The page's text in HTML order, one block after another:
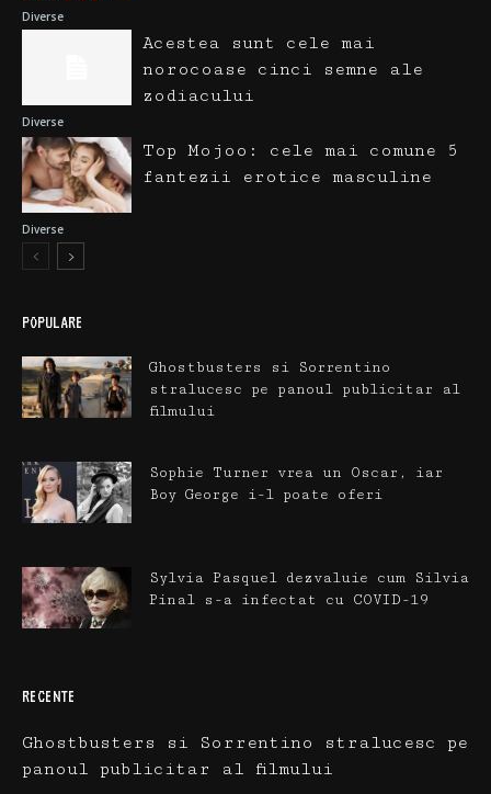
Diverse
Diverse
Acestea sunt cele mai
norocoase cinci semne ale
zodiacului
Diverse
Top Mojoo: cele mai comune 5
fantezii erotice masculine
POPULARE
Ghostbusters si Sorrentino
stralucesc pe panoul publicitar al
filmului
Sophie Turner vrea un Oscar, iar
Boy George i-l poate oferi
Sylvia Pasquel dezvaluie cum Silvia
Pinal s-a infectat cu COVID-19
RECENTE
Ghostbusters si Sorrentino stralucesc pe
panoul publicitar al filmului